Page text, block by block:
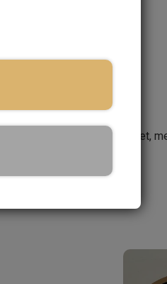
og leveres næste dag
altid hele din ordre samlet,